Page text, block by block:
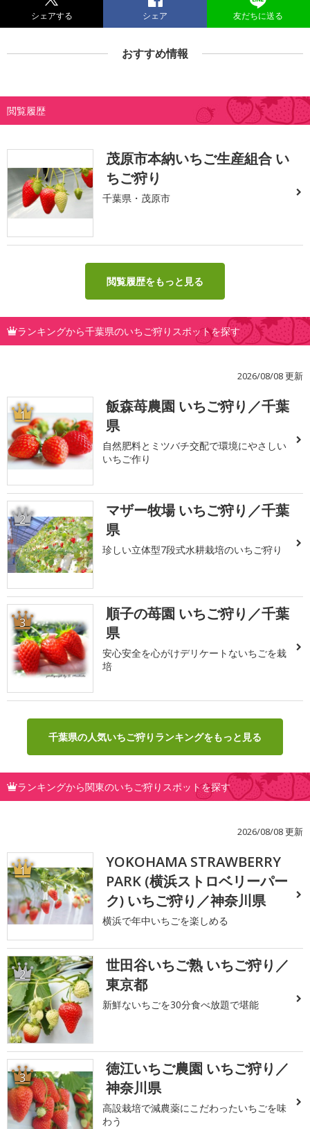
シェアする シェア 友だちに送る
おすすめ情報
閲覧履歴
茂原市本納いちご生産組合 い
ちご狩り
千葉県・茂原市
閲覧履歴をもっと見る
ランキングから千葉県のいちご狩りスポットを探す
2026/08/08 更新
1
飯森苺農園 いちご狩り／千葉
県
自然肥料とミツバチ交配で環境にやさしい
いちご作り
2
マザー牧場 いちご狩り／千葉
県
珍しい立体型7段式水耕栽培のいちご狩り
3
順子の苺園 いちご狩り／千葉
県
安心安全を心がけデリケートないちごを栽
培
千葉県の人気いちご狩りランキングをもっと見る
ランキングから関東のいちご狩りスポットを探す
2026/08/08 更新
1
YOKOHAMA STRAWBERRY
PARK (横浜ストロベリーパー
ク) いちご狩り／神奈川県
横浜で年中いちごを楽しめる
2
世田谷いちご熟 いちご狩り／
東京都
新鮮ないちごを30分食べ放題で堪能
3
徳江いちご農園 いちご狩り／
神奈川県
高設栽培で減農薬にこだわったいちごを味
わう